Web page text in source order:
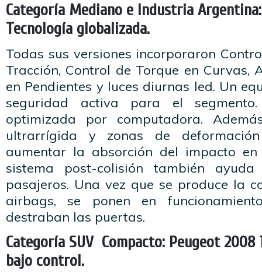
Categoría Mediano e Industria Argentina:
Tecnología globalizada.
Todas sus versiones incorporaron
Tracción, Control de Torque en Curvas,
en Pendientes y luces diurnas led. Un
seguridad activa para el
optimizada por computadora.
ultrarrígida y zonas de
aumentar la absorción del impacto en
sistema post-colisión también
pasajeros. Una vez que se produce la
airbags, se ponen en
destraban las puertas.
Categoría SUV Compacto: Peugeot 2008
bajo control.